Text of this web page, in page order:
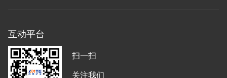
互动平台
扫一扫
关注我们